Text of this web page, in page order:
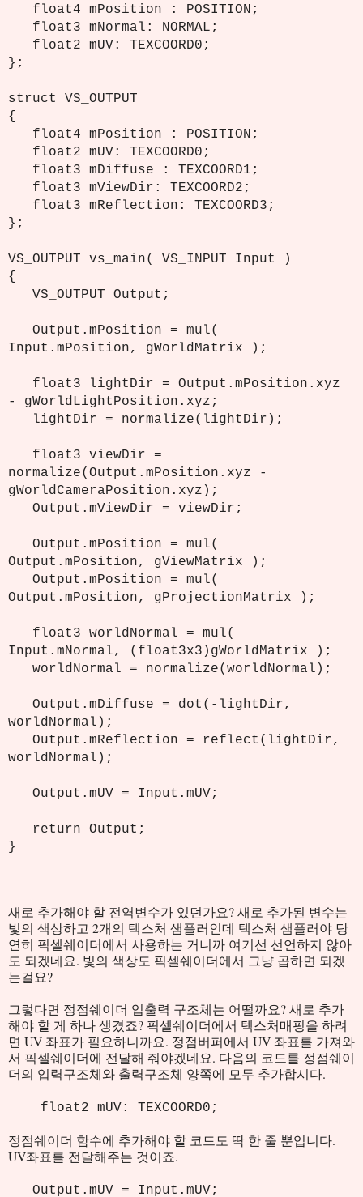
float4 mPosition : POSITION;
float3 mNormal: NORMAL;
float2 mUV: TEXCOORD0;
};
struct VS_OUTPUT
{
float4 mPosition : POSITION;
float2 mUV: TEXCOORD0;
float3 mDiffuse : TEXCOORD1;
float3 mViewDir: TEXCOORD2;
float3 mReflection: TEXCOORD3;
};
VS_OUTPUT vs_main( VS_INPUT Input )
{
VS_OUTPUT Output;
Output.mPosition = mul(
Input.mPosition, gWorldMatrix );
float3 lightDir = Output.mPosition.xyz
- gWorldLightPosition.xyz;
lightDir = normalize(lightDir);
float3 viewDir =
normalize(Output.mPosition.xyz -
gWorldCameraPosition.xyz);
Output.mViewDir = viewDir;
Output.mPosition = mul(
Output.mPosition, gViewMatrix );
Output.mPosition = mul(
Output.mPosition, gProjectionMatrix );
float3 worldNormal = mul(
Input.mNormal, (float3x3)gWorldMatrix );
worldNormal = normalize(worldNormal);
Output.mDiffuse = dot(-lightDir,
worldNormal);
Output.mReflection = reflect(lightDir,
worldNormal);
Output.mUV = Input.mUV;
return Output;
}
새로 추가해야 할 전역변수가 있던가요? 새로 추가된 변수는
빛의 색상하고 2개의 텍스처 샘플러인데 텍스처 샘플러야 당
연히 픽셀쉐이더에서 사용하는 거니까 여기선 선언하지 않아
도 되겠네요. 빛의 색상도 픽셀쉐이더에서 그냥 곱하면 되겠
는걸요?
그렇다면 정점쉐이더 입출력 구조체는 어떨까요? 새로 추가
해야 할 게 하나 생겼죠? 픽셀쉐이더에서 텍스처매핑을 하려
면 UV 좌표가 필요하니까요. 정점버퍼에서 UV 좌표를 가져와
서 픽셀쉐이더에 전달해 줘야겠네요. 다음의 코드를 정점쉐이
더의 입력구조체와 출력구조체 양쪽에 모두 추가합시다.
float2 mUV: TEXCOORD0;
정점쉐이더 함수에 추가해야 할 코드도 딱 한 줄 뿐입니다.
UV좌표를 전달해주는 것이죠.
Output.mUV = Input.mUV;